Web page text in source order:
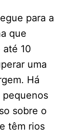
para a
que
até 10
uma
Há
pequenos
sobre o
têm rios